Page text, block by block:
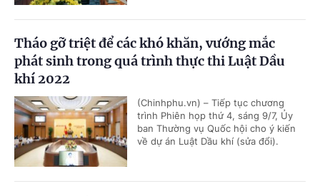
Tháo gỡ triệt để các khó khăn, vướng mắc
phát sinh trong quá trình thực thi Luật Dầu
khí 2022
(Chinhphu.vn) – Tiếp tục chương
trình Phiên họp thứ 4, sáng 9/7, Ủy
ban Thường vụ Quốc hội cho ý kiến
về dự án Luật Dầu khí (sửa đổi).